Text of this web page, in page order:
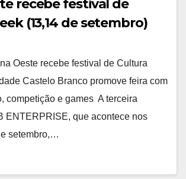
recebe festival de
(13,14 de setembro)
Oeste recebe festival de Cultura
Castelo Branco promove feira com
competição e games A terceira
ENTERPRISE, que acontece nos
setembro,…